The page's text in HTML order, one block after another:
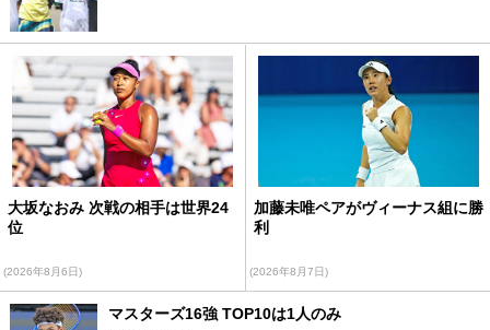
大坂なおみ 次戦の相手は世界24
位
(2026年8月6日)
加藤未唯ペアがヴィーナス組に勝
利
(2026年8月7日)
マスターズ16強 TOP10は1人のみ